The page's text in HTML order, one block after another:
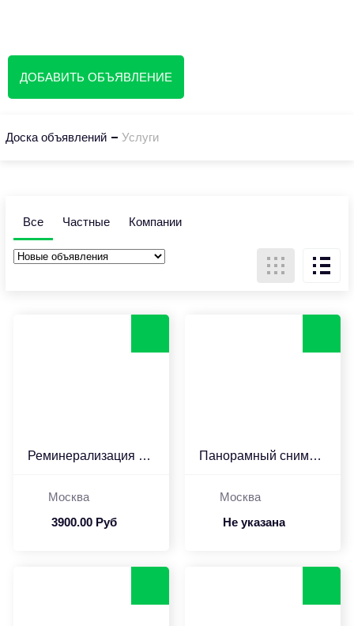
ДОБАВИТЬ ОБЪЯВЛЕНИЕ
Доска объявлений Услуги
Все Частные Компании
Реминерализация зубов C...
3900.00 Руб
Москва
Панорамный снимок...
Не указана
Москва